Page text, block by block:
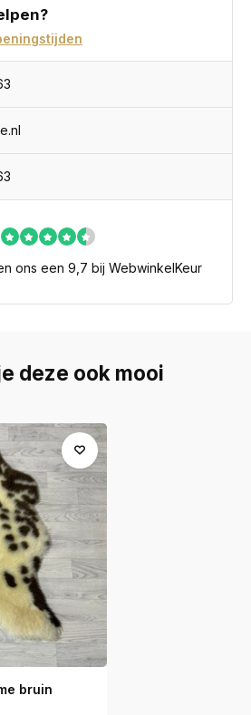
ons een 9,7 bij WebwinkelKeur
deze ook mooi
bruin